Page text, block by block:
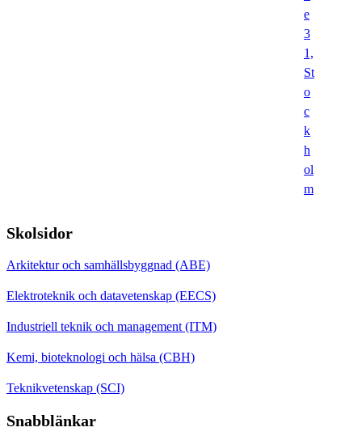
e
3
1,
St
o
c
k
h
ol
m
Skolsidor
Arkitektur och samhällsbyggnad (ABE)
Elektroteknik och datavetenskap (EECS)
Industriell teknik och management (ITM)
Kemi, bioteknologi och hälsa (CBH)
Teknikvetenskap (SCI)
Snabblänkar